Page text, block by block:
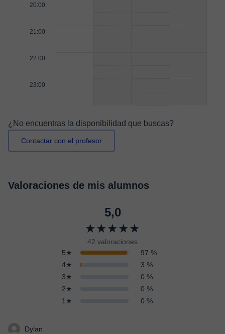
20:00
21:00
22:00
23:00
¿No encuentras la disponibilidad que buscas?
Contactar con el profesor
Valoraciones de mis alumnos
5,0
★★★★★
42 valoraciones
5★
97 %
4★
3 %
3★
0 %
2★
0 %
1★
0 %
Dylan